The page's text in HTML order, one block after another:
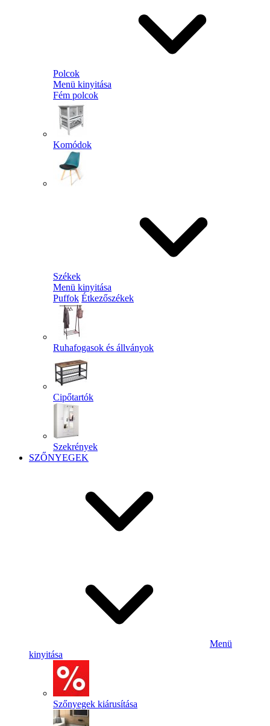
Polcok
Menü kinyitása
Fém polcok
Komódok
Székek
Menü kinyitása
Puffok Étkezőszékek
Ruhafogasok és állványok
Cipőtartók
Szekrények
SZŐNYEGEK
Menü
kinyitása
Szőnyegek kiárusítása